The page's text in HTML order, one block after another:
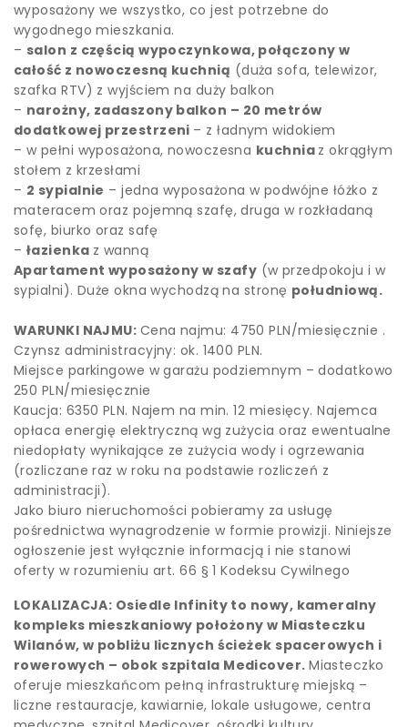
wyposażony we wszystko, co jest potrzebne do
wygodnego mieszkania.
– salon z częścią wypoczynkowa, połączony w
całość z nowoczesną kuchnią (duża sofa, telewizor,
szafka RTV) z wyjściem na duży balkon
– narożny, zadaszony balkon – 20 metrów
dodatkowej przestrzeni – z ładnym widokiem
– w pełni wyposażona, nowoczesna kuchnia z okrągłym
stołem z krzesłami
– 2 sypialnie – jedna wyposażona w podwójne łóżko z
materacem oraz pojemną szafę, druga w rozkładaną
sofę, biurko oraz safę
– łazienka z wanną
Apartament wyposażony w szafy (w przedpokoju i w
sypialni). Duże okna wychodzą na stronę południową.
WARUNKI NAJMU: Cena najmu: 4750 PLN/miesięcznie .
Czynsz administracyjny: ok. 1400 PLN.
Miejsce parkingowe w garażu podziemnym – dodatkowo
250 PLN/miesięcznie
Kaucja: 6350 PLN. Najem na min. 12 miesięcy. Najemca
opłaca energię elektryczną wg zużycia oraz ewentualne
niedopłaty wynikające ze zużycia wody i ogrzewania
(rozliczane raz w roku na podstawie rozliczeń z
administracji).
Jako biuro nieruchomości pobieramy za usługę
pośrednictwa wynagrodzenie w formie prowizji. Niniejsze
ogłoszenie jest wyłącznie informacją i nie stanowi
oferty w rozumieniu art. 66 § 1 Kodeksu Cywilnego
LOKALIZACJA: Osiedle Infinity to nowy, kameralny
kompleks mieszkaniowy położony w Miasteczku
Wilanów, w pobliżu licznych ścieżek spacerowych i
rowerowych – obok szpitala Medicover.Miasteczko
oferuje mieszkańcom pełną infrastrukturę miejską –
liczne restauracje, kawiarnie, lokale usługowe, centra